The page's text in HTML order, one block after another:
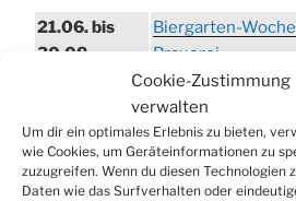
Cookie-Zustimmung
verwalten
Um dir ein optimales Erlebnis zu bieten,
wie Cookies, um Geräteinformationen zu
zuzugreifen. Wenn du diesen Technologien
Daten wie das Surfverhalten oder
21.06. bis
30.08.
Biergarten-
Brauerei
Trödelmarkt in
Sommerfest in
06.09.
Beach-Volleyball-
13.09.
Wandertag